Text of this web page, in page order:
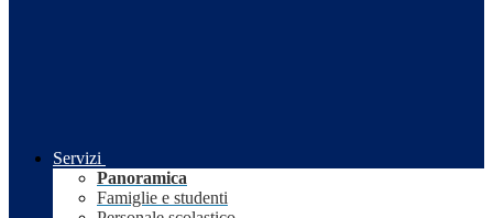
Servizi
Panoramica
Famiglie e studenti